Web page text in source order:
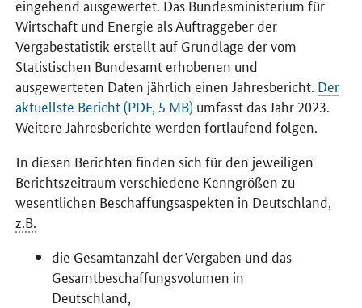
eingehend ausgewertet. Das Bundesministerium für
Wirtschaft und Energie als Auftraggeber der
Vergabestatistik erstellt auf Grundlage der vom
Statistischen Bundesamt erhobenen und
ausgewerteten Daten jährlich einen Jahresbericht. Der
aktuellste Bericht (PDF, 5 MB) umfasst das Jahr 2023.
Weitere Jahresberichte werden fortlaufend folgen.
In diesen Berichten finden sich für den jeweiligen
Berichtszeitraum verschiedene Kenngrößen zu
wesentlichen Beschaffungsaspekten in Deutschland,
z.B.
die Gesamtanzahl der Vergaben und das
Gesamtbeschaffungsvolumen in
Deutschland,